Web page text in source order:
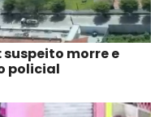
suspeito morre e
policial